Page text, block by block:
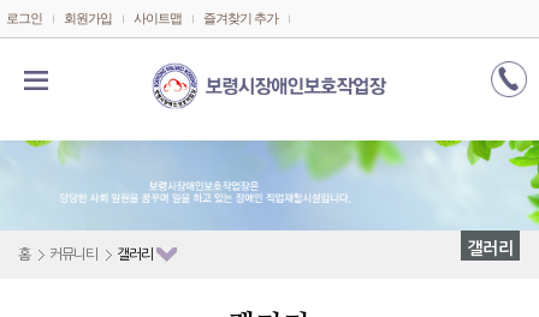
로그인 회원가입 사이트맵 즐겨찾기 추가
홈 커뮤니티 갤러리 갤러리